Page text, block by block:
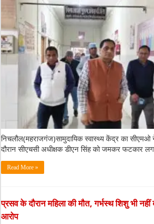
निचलौल(महराजगंज)सामुदायिक स्वास्थ्य केंद्र का सीएमओ
दौरान सीएचसी अधीक्षक डीएन सिंह को जमकर फटकार
Read More »
प्रसव के दौरान महिला की मौत, गर्भस्थ शिशु भी नहीं
आरोप